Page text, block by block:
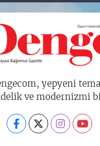
yepyeni
ve modernizmi